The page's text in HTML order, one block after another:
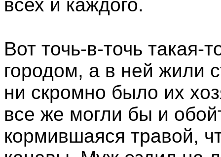
всех и каждого.
Вот точь-в-точь такая-
городом, а в ней жили
ни скромно было их
все же могли бы и
кормившаяся травой,